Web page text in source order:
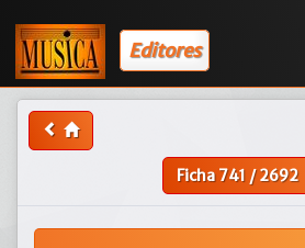
Editores
Ficha741 /2692